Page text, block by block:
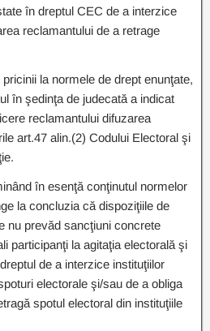
în dreptul CEC de a interzice
reclamantului de a retrage
la normele de drept enunţate,
în şedinţa de judecată a indicat
reclamantului difuzarea
art.47 alin.(2) Codului Electoral şi
în esenţă conţinutul normelor
la concluzia că dispoziţiile de
nu prevăd sancţiuni concrete
participanţi la agitaţia electorală şi
de a interzice instituţiilor
electorale şi/sau de a obliga
spotul electoral din instituţiile